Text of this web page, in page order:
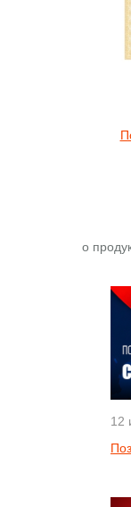
о
12